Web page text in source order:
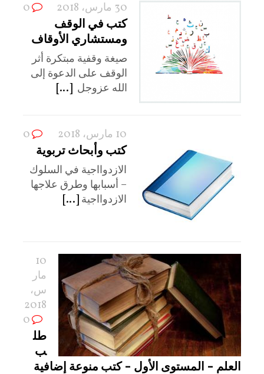
30 مارس، 2018 0
كتب في الوقف
ومستشاري الأوقاف
صيغة وقفية مبتكرة أثر
الوقف على الدعوة إلى
الله عزوجل ‫‬ [...]
10 مارس، 2018 0
كتب وأبحاث تربوية
الازدوااجية في السلوك
– أسبابها وطرق علاجها
الازدوااجية [...]
10
مار
س،
2018
0
طل
ب
العلم – المستوى الأول – كتب منوعة إضافية